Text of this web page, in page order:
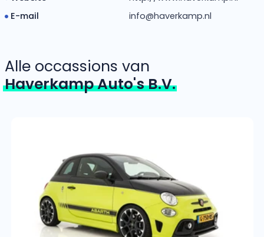
E-mail
info@haverkamp.nl
Alle occassions van
Haverkamp Auto's B.V.